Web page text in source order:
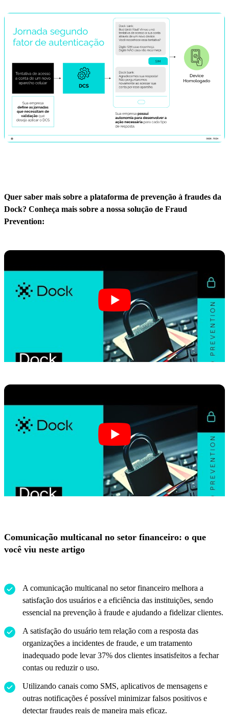
Quer saber mais sobre a plataforma de prevenção à fraudes da
Dock? Conheça mais sobre a nossa solução de Fraud
Prevention:
Comunicação multicanal no setor financeiro: o que
você viu neste artigo
A comunicação multicanal no setor financeiro melhora a
satisfação dos usuários e a eficiência das instituições, sendo
essencial na prevenção à fraude e ajudando a fidelizar clientes.
A satisfação do usuário tem relação com a resposta das
organizações a incidentes de fraude, e um tratamento
inadequado pode levar 37% dos clientes insatisfeitos a fechar
contas ou reduzir o uso.
Utilizando canais como SMS, aplicativos de mensagens e
outras notificações é possível minimizar falsos positivos e
detectar fraudes reais de maneira mais eficaz.